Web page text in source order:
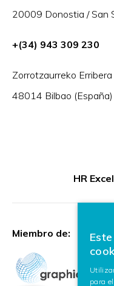
20009 Donostia / San
+(34) 943 309 230
Zorrotzaurreko Erribera
48014 Bilbao (España)
HR
Miembro de:
para